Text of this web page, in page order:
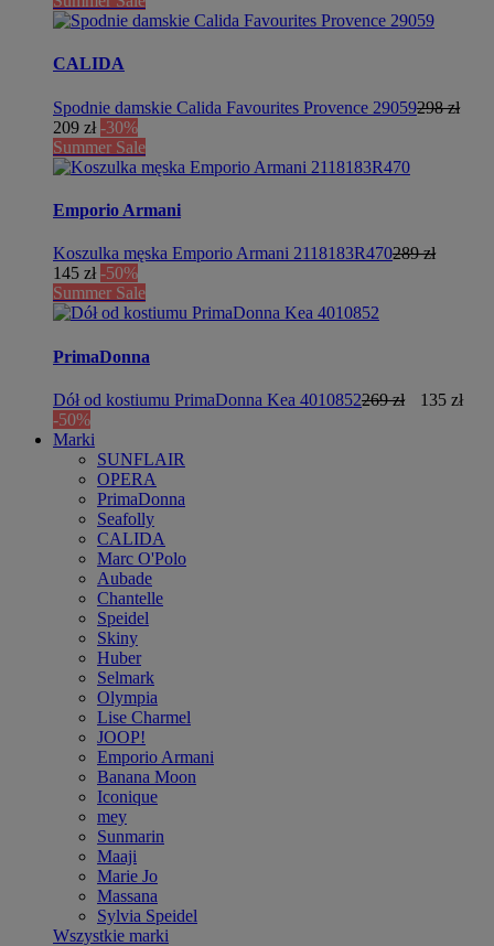
CALIDA
Spodnie damskie Calida Favourites Provence 29059298 zł
209 zł -30%
Summer Sale
Emporio Armani
Koszulka męska Emporio Armani 2118183R470289 zł
145 zł -50%
Summer Sale
PrimaDonna
Dół od kostiumu PrimaDonna Kea 4010852269 zł
135 zł
-50%
Marki
SUNFLAIR
OPERA
PrimaDonna
Seafolly
CALIDA
Marc O'Polo
Aubade
Chantelle
Speidel
Skiny
Huber
Selmark
Olympia
Lise Charmel
JOOP!
Emporio Armani
Banana Moon
Iconique
mey
Sunmarin
Maaji
Marie Jo
Massana
Sylvia Speidel
Wszystkie marki